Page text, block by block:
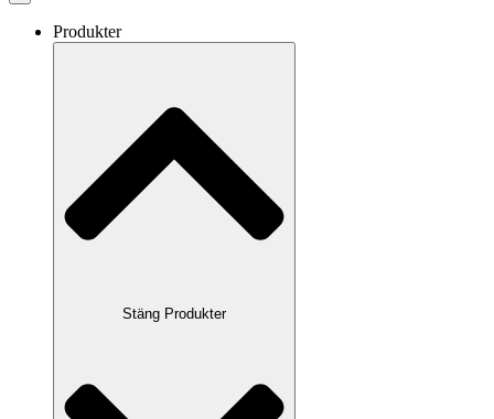
Produkter
Stäng Produkter